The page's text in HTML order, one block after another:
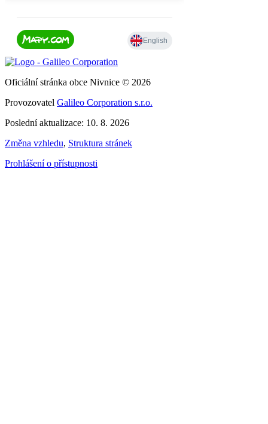
Oficiální stránka obce Nivnice © 2026
Provozovatel Galileo Corporation s.r.o.
Poslední aktualizace: 10. 8. 2026
Změna vzhledu, Struktura stránek
Prohlášení o přístupnosti